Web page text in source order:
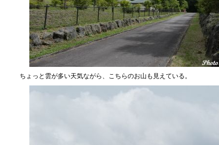
ちょっと雲が多い天気ながら、こちらのお山も見えている。